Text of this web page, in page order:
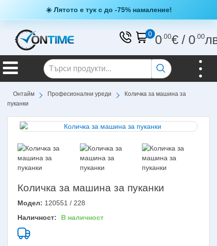
☀️ Лятото е тук с до -75% намаление!
0 0.00€/ 0.00
Онтайм Професионални уреди
Количка за машина за
пуканки
Количка за машина за пуканки
Модел: 120551 / 228
Наличност:
В наличност